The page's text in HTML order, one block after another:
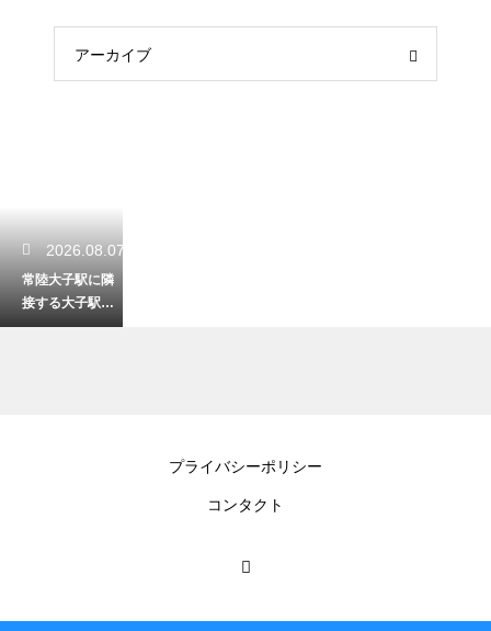
アーカイブ
2026.08.07
常陸大子駅に隣
接する大子駅の
機関区の歴史！
プライバシーポリシー
コンタクト